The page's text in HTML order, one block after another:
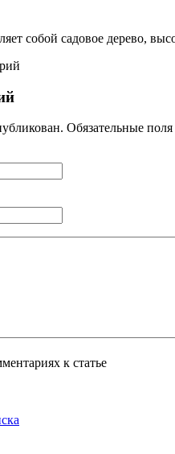
собой садовое дерево,
Обязательные
к статье